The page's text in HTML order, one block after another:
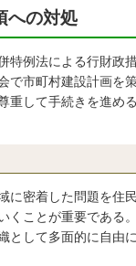
への対処
例法による行財政
で市町村建設計画を
重して手続きを進め
密着した問題を住
くことが重要である
として多面的に自由